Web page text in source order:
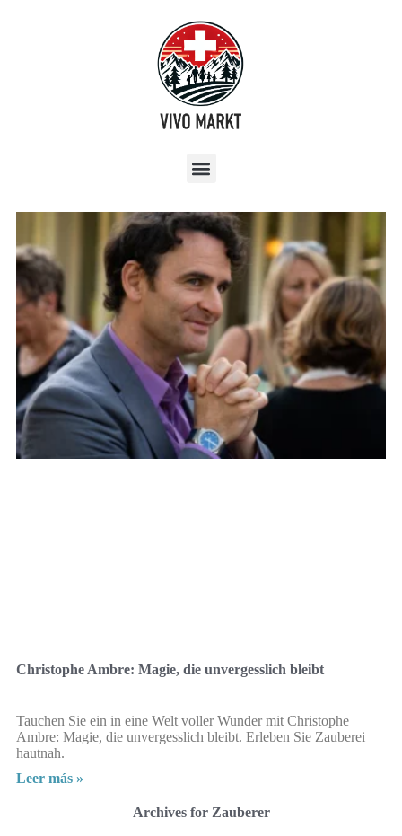
Christophe Ambre: Magie, die unvergesslich bleibt
Tauchen Sie ein in eine Welt voller Wunder mit Christophe
Ambre: Magie, die unvergesslich bleibt. Erleben Sie Zauberei
hautnah.
Leer más »
Archives for Zauberer